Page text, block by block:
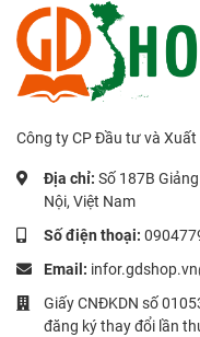
Công ty CP Đầu tư và
Địa chỉ: Số 187B
Nội, Việt Nam
Số điện thoại:
Email:
Giấy CNĐKDN số
đăng ký thay đổi lần